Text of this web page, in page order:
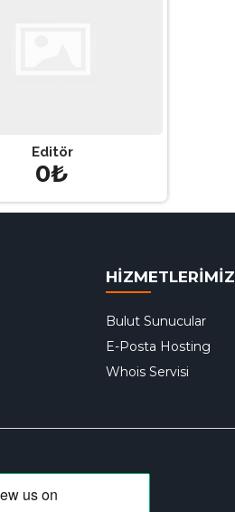
Editör
0₺
HİZMETLERİMİZ
Bulut Sunucular
E-Posta Hosting
Whois Servisi